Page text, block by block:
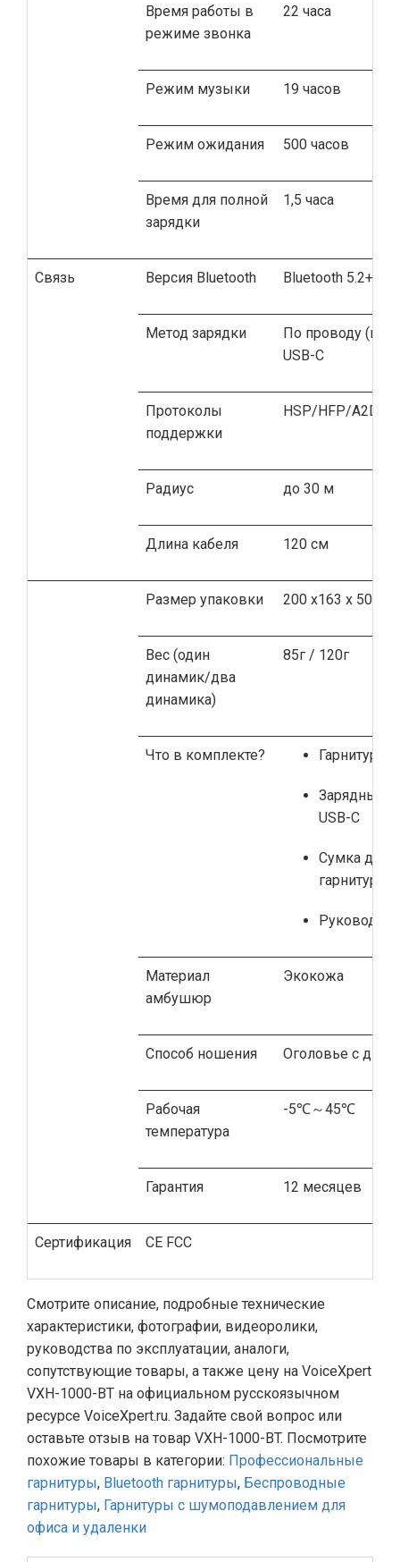
Время работы в
режиме звонка
22 часа
Режим музыки 19 часов
Режим ожидания 500 часов
Время для полной
зарядки
1,5 часа
Связь Версия Bluetooth Bluetooth
Метод зарядки
По проводу (в
USB-C
Протоколы
поддержки
HSP/HFP/A2DP/
Радиус до 30 м
Длина кабеля 120 см
Размер упаковки 200 х163 х 50мм
Вес (один
динамик/два
динамика)
85г / 120г
Что в комплекте? Гарнитура
Зарядный
USB-C
Сумка для
гарнитуры
Материал
амбушюр
Экокожа
Способ ношения Оголовье с
Рабочая
температура
-5℃～45℃
Гарантия 12 месяцев
Сертификация CE FCC
Смотрите описание, подробные технические
характеристики, фотографии, видеоролики,
руководства по эксплуатации, аналоги,
сопутствующие товары, а также цену на VoiceXpert
VXH-1000-BT на официальном русскоязычном
ресурсе VoiceXpert.ru. Задайте свой вопрос или
оставьте отзыв на товар VXH-1000-BT. Посмотрите
похожие товары в категории: Профессиональные
гарнитуры, Bluetooth гарнитуры, Беспроводные
гарнитуры, Гарнитуры с шумоподавлением для
офиса и удаленки